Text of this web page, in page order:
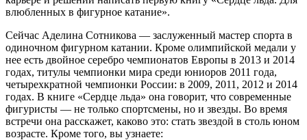
влюбленных в фигурное катание».
Сейчас Аделина Сотникова — заслуженный мастер спорта в
одиночном фигурном катании. Кроме олимпийской медали у
нее есть двойное серебро чемпионатов Европы в 2013 и 2014
годах, титулы чемпионки мира среди юниоров 2011 года,
четырехкратной чемпионки России: в 2009, 2011, 2012 и 2014
годах. В книге «Сердце льда» она говорит, что современные
фигуристы — не только спортсмены, но и звезды. Во время
встречи она расскажет, каково это: стать звездой в столь юном
возрасте. Кроме того, вы узнаете: